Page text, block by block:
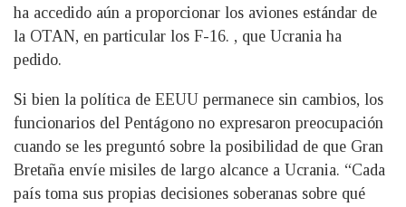
ha accedido aún a proporcionar los aviones estándar de
la OTAN, en particular los F-16. , que Ucrania ha
pedido.
Si bien la política de EEUU permanece sin cambios, los
funcionarios del Pentágono no expresaron preocupación
cuando se les preguntó sobre la posibilidad de que Gran
Bretaña envíe misiles de largo alcance a Ucrania. “Cada
país toma sus propias decisiones soberanas sobre qué